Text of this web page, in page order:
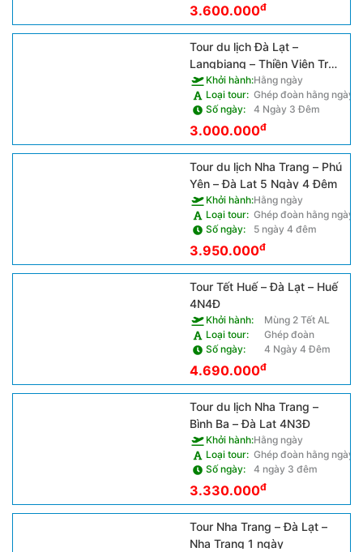
3.600.000đ
Tour du lịch Đà Lạt –
Langbiang – Thiền Viện Trúc
Lâm – Thác Voi 4N3Đ
Khởi hành:Hằng ngày
Loại tour: Ghép đoàn hằng ngày
Số ngày:
4 Ngày 3 Đêm
3.000.000đ
Tour du lịch Nha Trang – Phú
Yên – Đà Lạt 5 Ngày 4 Đêm
Khởi hành:Hằng ngày
Loại tour: Ghép đoàn hằng ngày
Số ngày:
5 ngày 4 đêm
3.950.000đ
Tour Tết Huế – Đà Lạt – Huế
4N4Đ
Khởi hành:
Mùng 2 Tết AL
Loại tour:
Ghép đoàn
Số ngày:
4 Ngày 4 Đêm
4.690.000đ
Tour du lịch Nha Trang –
Bình Ba – Đà Lạt 4N3Đ
Khởi hành:Hằng ngày
Loại tour: Ghép đoàn hằng ngày
Số ngày:
4 ngày 3 đêm
3.330.000đ
Tour Nha Trang – Đà Lạt –
Nha Trang 1 ngày